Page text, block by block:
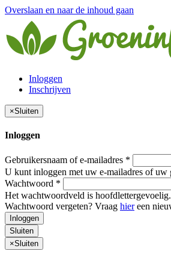
Overslaan en naar de inhoud gaan
Inloggen
Inschrijven
×Sluiten
Inloggen
Gebruikersnaam of e-mailadres *
U kunt inloggen met uw e-mailadres of uw
Wachtwoord *
Het wachtwoordveld is hoofdlettergevoelig.
Wachtwoord vergeten? Vraag hiereen
Inloggen
Sluiten
×Sluiten